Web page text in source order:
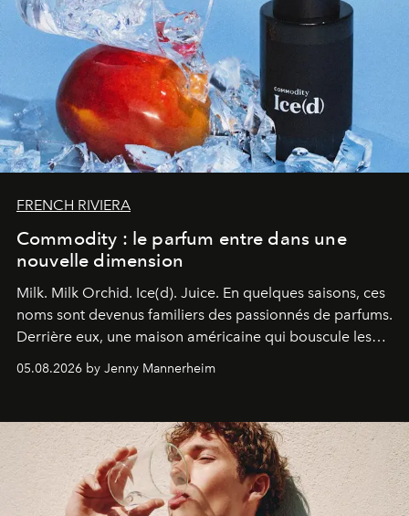
FRENCH RIVIERA
Commodity : le parfum entre dans une
nouvelle dimension
Milk. Milk Orchid. Ice(d). Juice. En quelques saisons, ces
noms sont devenus familiers des passionnés de parfums.
Derrière eux, une maison américaine qui bouscule les
codes de la parfumerie contemporaine en proposant
une approche aussi intuitive que personnelle :
05.08.2026 by Jenny Mannerheim